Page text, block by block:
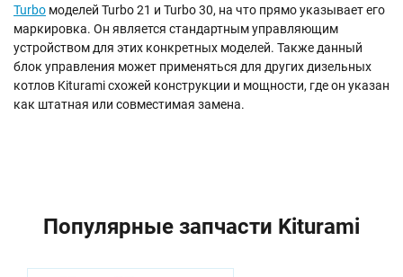
Turbo моделей Turbo 21 и Turbo 30, на что прямо указывает его
маркировка. Он является стандартным управляющим
устройством для этих конкретных моделей. Также данный
блок управления может применяться для других дизельных
котлов Kiturami схожей конструкции и мощности, где он указан
как штатная или совместимая замена.
Популярные запчасти Kiturami